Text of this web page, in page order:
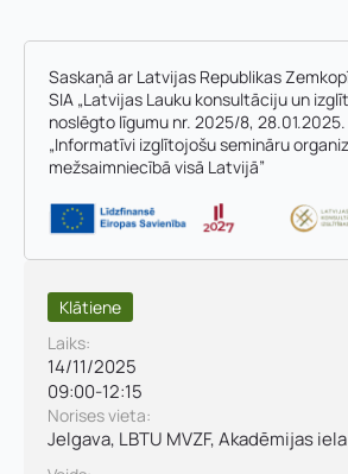
Saskaņā ar Latvijas Republikas
SIA „Latvijas Lauku konsultāciju un
noslēgto līgumu nr. 2025/8,
„Informatīvi izglītojošu semināru
mežsaimniecībā visā Latvijā”
Klātiene
Laiks:
14/11/2025
09:00-12:15
Norises vieta:
Jelgava, LBTU MVZF, Akadēmijas
Vārds*
Uzvārds*
Telefons*
Vārds, uzvārds*
Uzņēmuma reģistrācijas numurs:
E-pasta adrese:
Kontakttālrunis